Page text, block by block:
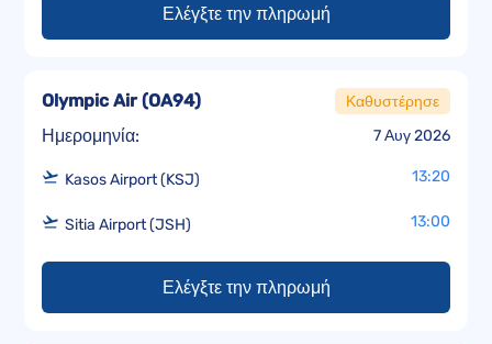
Ελέγξτε την πληρωμή
Ημερομηνία: 7 Αυγ 2026
Olympic Air(OA94) Καθυστέρησε
Kasos Airport (KSJ) 13:20
Sitia Airport (JSH) 13:00
Ελέγξτε την πληρωμή